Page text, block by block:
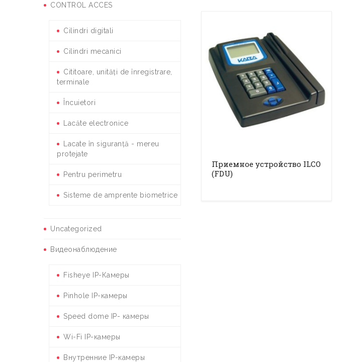
CONTROL ACCES
Cilindri digitali
Cilindri mecanici
Cititoare, unități de înregistrare,
terminale
Încuietori
Lacăte electronice
Lacate în siguranță - mereu
protejate
Pentru perimetru
Sisteme de amprente biometrice
Uncategorized
Видеонаблюдение
Fisheye IP-Камеры
Pinhole IP-камеры
Speed dome IP- камеры
Wi-Fi IP-камеры
Внутренние IP-камеры
Приемное устройство ILCO
(FDU)